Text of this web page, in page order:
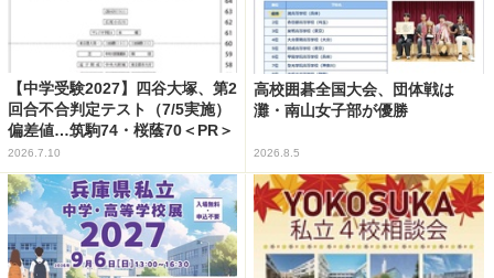
【中学受験2027】四谷大塚、第2
回合不合判定テスト（7/5実施）
偏差値…筑駒74・桜蔭70＜PR＞
2026.7.10
高校囲碁全国大会、団体戦は
灘・南山女子部が優勝
2026.8.5